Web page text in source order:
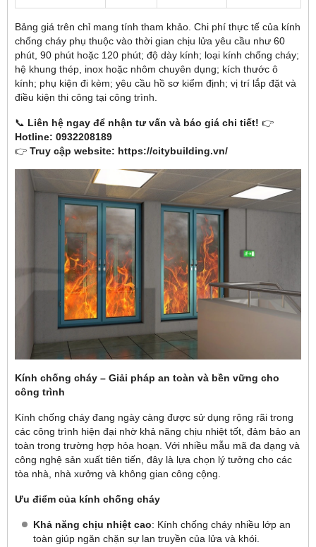
Bảng giá trên chỉ mang tính tham khảo. Chi phí thực tế của kính
chống cháy phụ thuộc vào thời gian chịu lửa yêu cầu như 60
phút, 90 phút hoặc 120 phút; độ dày kính; loại kính chống cháy;
hệ khung thép, inox hoặc nhôm chuyên dụng; kích thước ô
kính; phụ kiện đi kèm; yêu cầu hồ sơ kiểm định; vị trí lắp đặt và
điều kiện thi công tại công trình.
📞 Liên hệ ngay để nhận tư vấn và báo giá chi tiết! 👉
Hotline: 0932208189
👉 Truy cập website: https://citybuilding.vn/
Kính chống cháy – Giải pháp an toàn và bền vững cho
công trình
Kính chống cháy đang ngày càng được sử dụng rộng rãi trong
các công trình hiện đại nhờ khả năng chịu nhiệt tốt, đảm bảo an
toàn trong trường hợp hỏa hoạn. Với nhiều mẫu mã đa dạng và
công nghệ sản xuất tiên tiến, đây là lựa chọn lý tưởng cho các
tòa nhà, nhà xưởng và không gian công cộng.
Ưu điểm của kính chống cháy
Khả năng chịu nhiệt cao: Kính chống cháy nhiều lớp an
toàn giúp ngăn chặn sự lan truyền của lửa và khói.